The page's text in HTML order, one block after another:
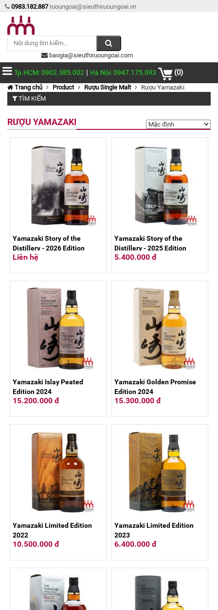
0983.182.887 ruoungoai@sieuthiruoungoai.vn
baogia@sieuthiruoungoai.com
Tp.HCM: 0902.385.002 | Hà Nội: 0947.175.093 (0)
Trang chủ Product Rượu Single Malt
Rượu Yamazaki
TÌM KIẾM
RƯỢU YAMAZAKI
Yamazaki Story of the
Distillery - 2026 Edition
Liên hệ
Yamazaki Story of the
Distillery - 2025 Edition
5.400.000 đ
Yamazaki Islay Peated
Edition 2024
15.200.000 đ
Yamazaki Golden Promise
Edition 2024
15.300.000 đ
Yamazaki Limited Edition
2022
10.500.000 đ
Yamazaki Limited Edition
2023
6.400.000 đ